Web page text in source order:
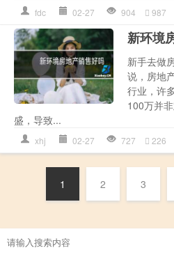
fdc 02-27 904 987
新环境
新手去做
说，房地
行业，许
100万并
盛，导致...
xhj 02-27 727 226
1 2 3